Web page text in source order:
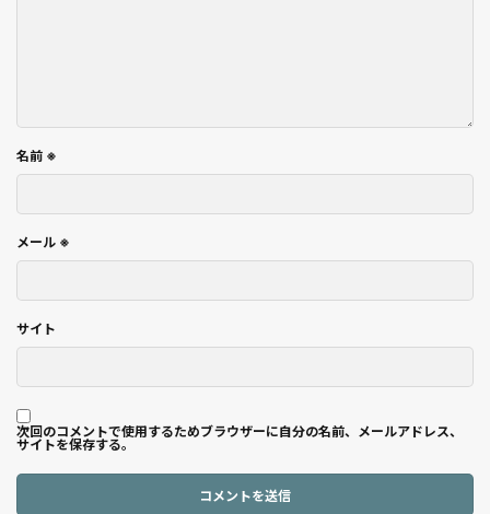
名前 ※
メール ※
サイト
次回のコメントで使用するためブラウザーに自分の名前、メールアドレス、
サイトを保存する。